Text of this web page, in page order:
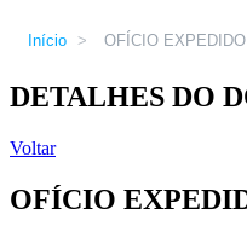
Início > OFÍCIO
DETALHES DO
Voltar
OFÍCIO